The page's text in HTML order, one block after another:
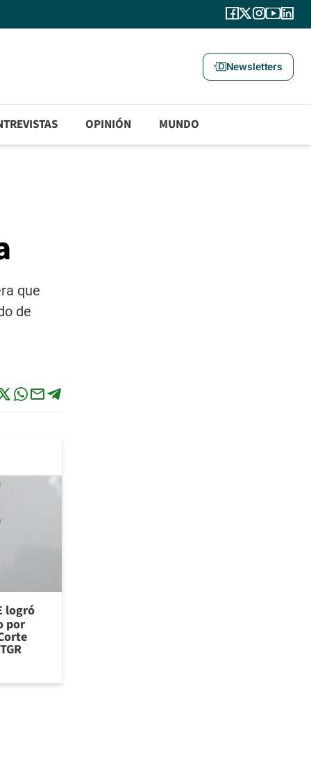
Newsletters
OPINIÓN MUNDO
que
de
logró
por